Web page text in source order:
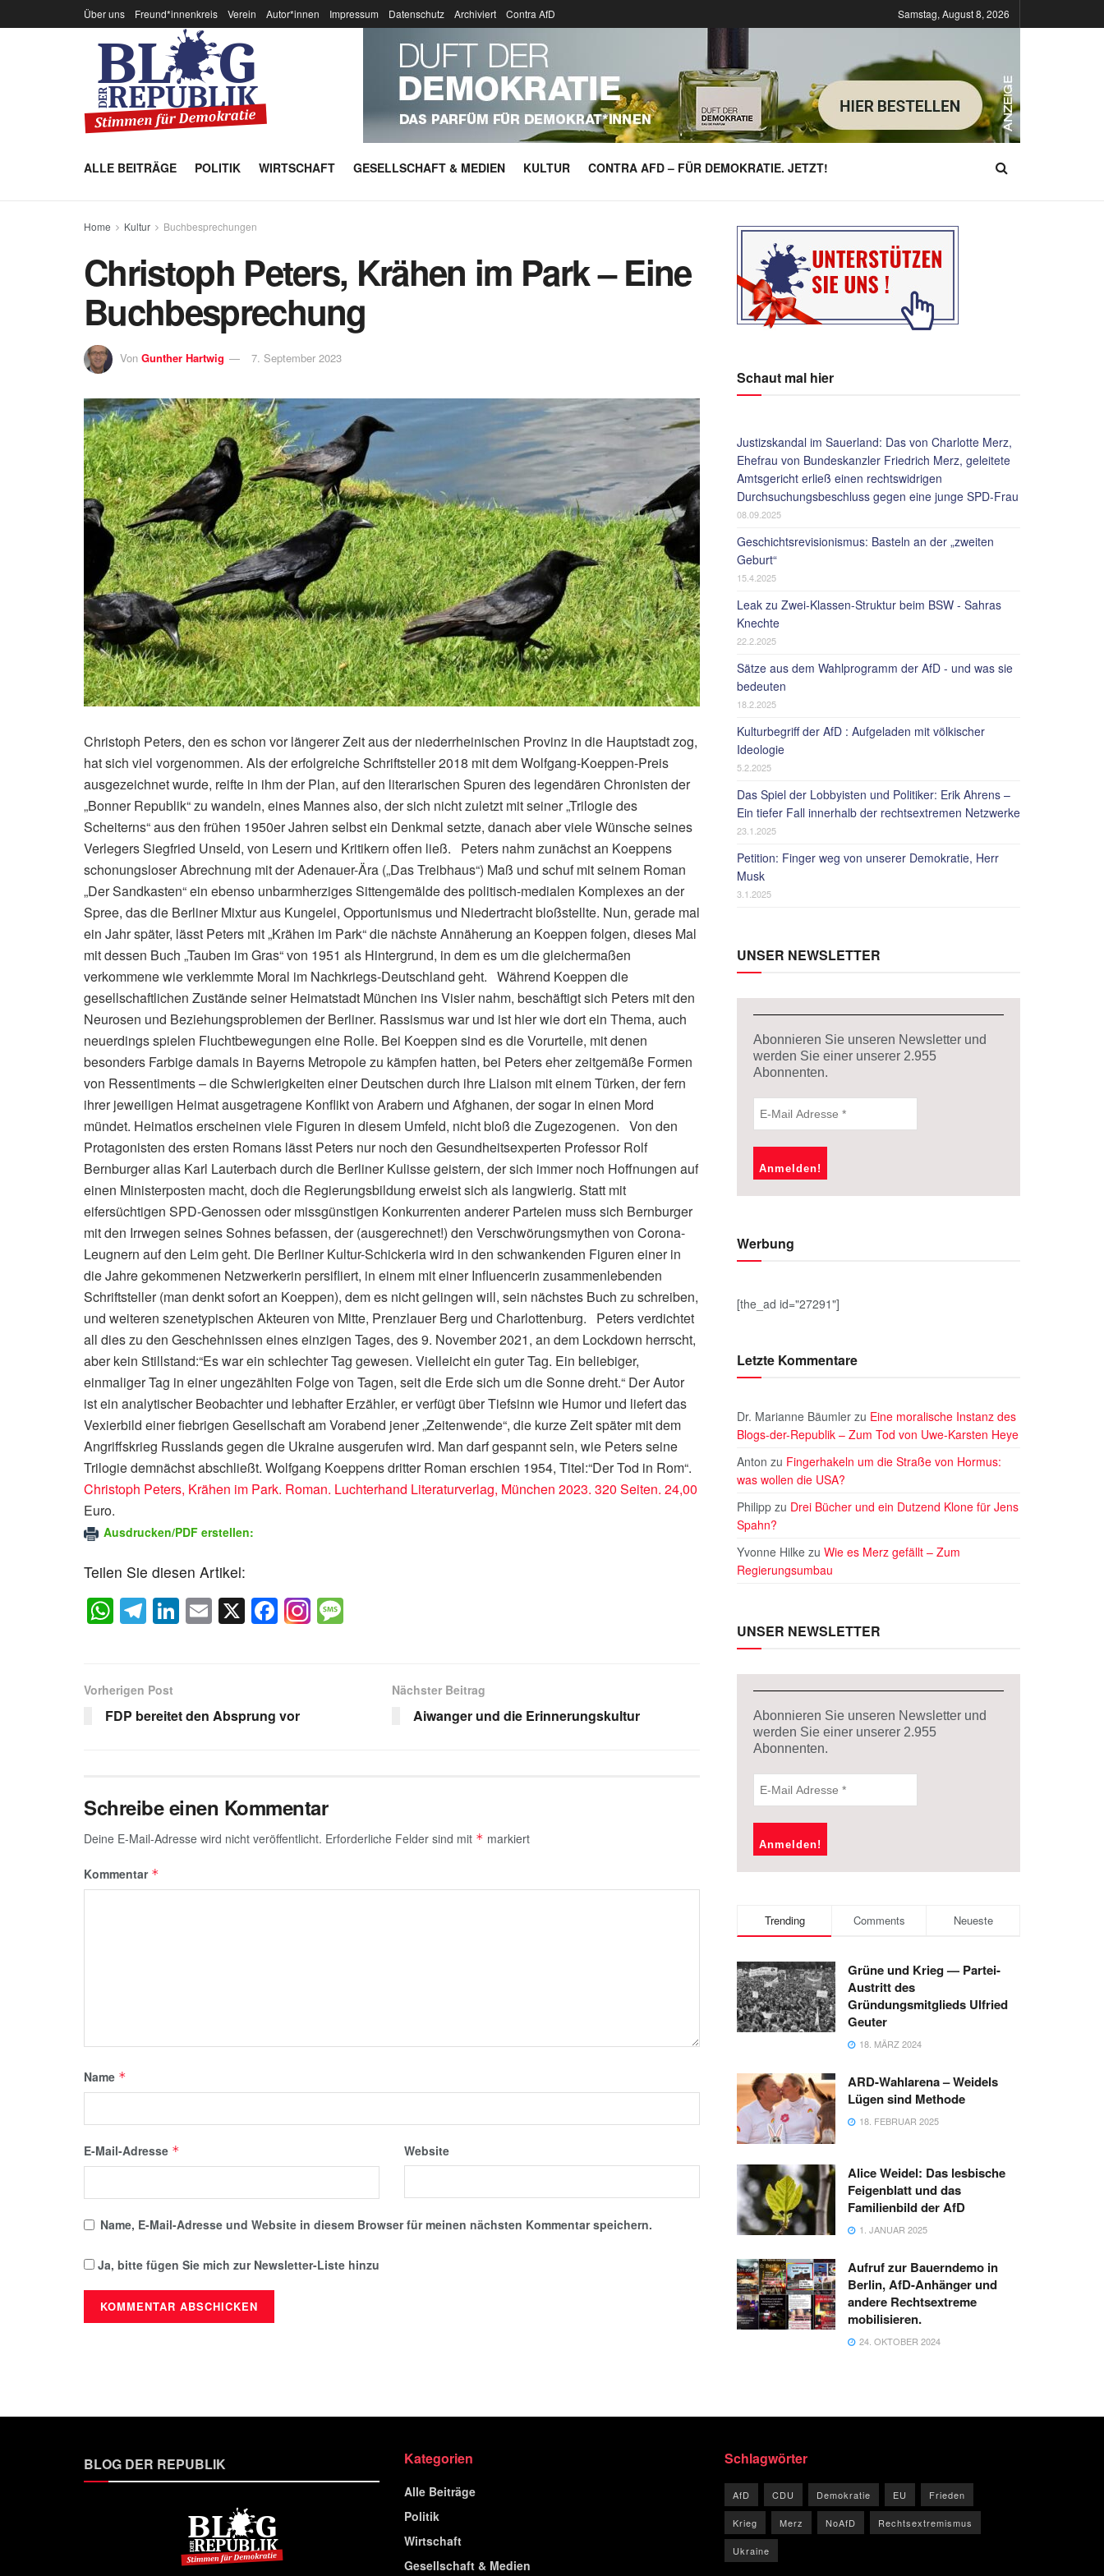
Über uns Freund*innenkreis Verein Autor*innen Impressum Datenschutz Archiviert Contra AfD Samstag, August 8, 2026
ALLE BEITRÄGE POLITIK WIRTSCHAFT GESELLSCHAFT & MEDIEN KULTUR CONTRA AFD – FÜR DEMOKRATIE. JETZT!
Home Kultur Buchbesprechungen
Christoph Peters, Krähen im Park – Eine
Buchbesprechung
Von Gunther Hartwig 7. September 2023
Christoph Peters, den es schon vor längerer Zeit aus der niederrheinischen Provinz in die Hauptstadt zog,
hat sich viel vorgenommen. Als der erfolgreiche Schriftsteller 2018 mit dem Wolfgang-Koeppen-Preis
ausgezeichnet wurde, reifte in ihm der Plan, auf den literarischen Spuren des legendären Chronisten der
„Bonner Republik“ zu wandeln, eines Mannes also, der sich nicht zuletzt mit seiner „Trilogie des
Scheiterns“ aus den frühen 1950er Jahren selbst ein Denkmal setzte, danach aber viele Wünsche seines
Verlegers Siegfried Unseld, von Lesern und Kritikern offen ließ. Peters nahm zunächst an Koeppens
schonungsloser Abrechnung mit der Adenauer-Ära („Das Treibhaus“) Maß und schuf mit seinem Roman
„Der Sandkasten“ ein ebenso unbarmherziges Sittengemälde des politisch-medialen Komplexes an der
Spree, das die Berliner Mixtur aus Kungelei, Opportunismus und Niedertracht bloßstellte. Nun, gerade mal
ein Jahr später, lässt Peters mit „Krähen im Park“ die nächste Annäherung an Koeppen folgen, dieses Mal
mit dessen Buch „Tauben im Gras“ von 1951 als Hintergrund, in dem es um die gleichermaßen
verkommene wie verklemmte Moral im Nachkriegs-Deutschland geht. Während Koeppen die
gesellschaftlichen Zustände seiner Heimatstadt München ins Visier nahm, beschäftigt sich Peters mit den
Neurosen und Beziehungsproblemen der Berliner. Rassismus war und ist hier wie dort ein Thema, auch
neuerdings spielen Fluchtbewegungen eine Rolle. Bei Koeppen sind es die Vorurteile, mit denen
besonders Farbige damals in Bayerns Metropole zu kämpfen hatten, bei Peters eher zeitgemäße Formen
von Ressentiments – die Schwierigkeiten einer Deutschen durch ihre Liaison mit einem Türken, der fern
ihrer jeweiligen Heimat ausgetragene Konflikt von Arabern und Afghanen, der sogar in einen Mord
mündet. Heimatlos erscheinen viele Figuren in diesem Umfeld, nicht bloß die Zugezogenen. Von den
Protagonisten des ersten Romans lässt Peters nur noch den Gesundheitsexperten Professor Rolf
Bernburger alias Karl Lauterbach durch die Berliner Kulisse geistern, der sich immer noch Hoffnungen auf
einen Ministerposten macht, doch die Regierungsbildung erweist sich als langwierig. Statt mit
eifersüchtigen SPD-Genossen oder missgünstigen Konkurrenten anderer Parteien muss sich Bernburger
mit den Irrwegen seines Sohnes befassen, der (ausgerechnet!) den Verschwörungsmythen von Corona-
Leugnern auf den Leim geht. Die Berliner Kultur-Schickeria wird in den schwankenden Figuren einer in
die Jahre gekommenen Netzwerkerin persifliert, in einem mit einer Influencerin zusammenlebenden
Schriftsteller (man denkt sofort an Koeppen), dem es nicht gelingen will, sein nächstes Buch zu schreiben,
und weiteren szenetypischen Akteuren von Mitte, Prenzlauer Berg und Charlottenburg. Peters verdichtet
all dies zu den Geschehnissen eines einzigen Tages, des 9. November 2021, an dem Lockdown herrscht,
aber kein Stillstand:“Es war ein schlechter Tag gewesen. Vielleicht ein guter Tag. Ein beliebiger,
einmaliger Tag in einer ungezählten Folge von Tagen, seit die Erde sich um die Sonne dreht.“ Der Autor
ist ein analytischer Beobachter und lebhafter Erzähler, er verfügt über Tiefsinn wie Humor und liefert das
Vexierbild einer fiebrigen Gesellschaft am Vorabend jener „Zeitenwende“, die kurze Zeit später mit dem
Angriffskrieg Russlands gegen die Ukraine ausgerufen wird. Man darf gespannt sein, wie Peters seine
Trilogie demnächst abschließt. Wolfgang Koeppens dritter Roman erschien 1954, Titel:“Der Tod in Rom“.
Christoph Peters, Krähen im Park. Roman. Luchterhand Literaturverlag, München 2023. 320 Seiten. 24,00
Euro.
Ausdrucken/PDF erstellen:
Teilen Sie diesen Artikel:
W
h
s
A
T
el
gr
a
Li
n
dI
E
m
X F
a
b
k
Vorherigen Post
FDP bereitet den Absprung vor
Nächster Beitrag
Aiwanger und die Erinnerungskultur
Schreibe einen Kommentar
Deine E-Mail-Adresse wird nicht veröffentlicht. Erforderliche Felder sind mit * markiert
Kommentar *
Name *
E-Mail-Adresse * Website
Name, E-Mail-Adresse und Website in diesem Browser für meinen nächsten Kommentar speichern.
Ja, bitte fügen Sie mich zur Newsletter-Liste hinzu
Schaut mal hier
Justizskandal im Sauerland: Das von Charlotte Merz,
Ehefrau von Bundeskanzler Friedrich Merz, geleitete
Amtsgericht erließ einen rechtswidrigen
Durchsuchungsbeschluss gegen eine junge SPD-Frau
08.09.2025
Geschichtsrevisionismus: Basteln an der „zweiten
Geburt“
15.4.2025
Leak zu Zwei-Klassen-Struktur beim BSW - Sahras
Knechte
22.2.2025
Sätze aus dem Wahlprogramm der AfD - und was sie
bedeuten
18.2.2025
Kulturbegriff der AfD : Aufgeladen mit völkischer
Ideologie
5.2.2025
Das Spiel der Lobbyisten und Politiker: Erik Ahrens –
Ein tiefer Fall innerhalb der rechtsextremen Netzwerke
23.1.2025
Petition: Finger weg von unserer Demokratie, Herr
Musk
3.1.2025
UNSER NEWSLETTER
Abonnieren Sie unseren Newsletter und
werden Sie einer unserer 2.955
Abonnenten.
Werbung
[the_ad id="27291"]
Letzte Kommentare
Dr. Marianne Bäumler zu Eine moralische Instanz des
Blogs-der-Republik – Zum Tod von Uwe-Karsten Heye
Anton zu Fingerhakeln um die Straße von Hormus:
was wollen die USA?
Philipp zu Drei Bücher und ein Dutzend Klone für Jens
Spahn?
Yvonne Hilke zu Wie es Merz gefällt – Zum
Regierungsumbau
UNSER NEWSLETTER
Abonnieren Sie unseren Newsletter und
werden Sie einer unserer 2.955
Abonnenten.
Trending Comments Neueste
Grüne und Krieg — Partei-
Austritt des
Gründungsmitglieds Ulfried
Geuter
18. MÄRZ 2024
ARD-Wahlarena – Weidels
Lügen sind Methode
18. FEBRUAR 2025
Alice Weidel: Das lesbische
Feigenblatt und das
Familienbild der AfD
1. JANUAR 2025
Aufruf zur Bauerndemo in
Berlin, AfD-Anhänger und
andere Rechtsextreme
mobilisieren.
24. OKTOBER 2024
BLOG DER REPUBLIK Kategorien
Alle Beiträge
Politik
Wirtschaft
Gesellschaft & Medien
Schlagwörter
AfD CDU Demokratie EU Frieden
Krieg Merz NoAfD Rechtsextremismus
Ukraine